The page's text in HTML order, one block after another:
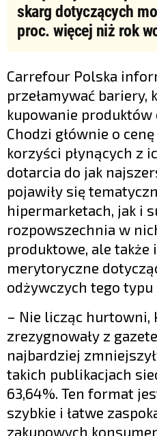
skarg dotyczących
proc. więcej niż rok
Carrefour Polska
przełamywać bariery,
kupowanie produktów
Chodzi głównie o
korzyści płynących z
dotarcia do jak
pojawiły się
hipermarketach, jak i
rozpowszechnia w
produktowe, ale także
merytoryczne
odżywczych tego typu
– Nie licząc hurtowni,
zrezygnowały z
najbardziej
takich publikacjach
63,64%. Ten format
szybkie i łatwe
zakupowych